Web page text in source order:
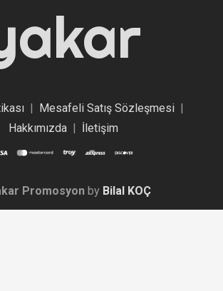
| Mesafeli Satış Sözleşmesi|
Hakkımızda | İletişim
Promosyonby Bilal KOÇ